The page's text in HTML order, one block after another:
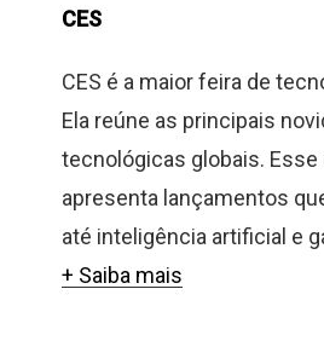
CES
CES é a maior feira de
Ela reúne as principais
tecnológicas globais.
apresenta lançamentos
até inteligência artificial e
+ Saiba mais